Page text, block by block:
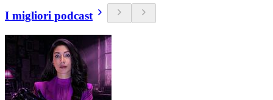
I migliori podcast